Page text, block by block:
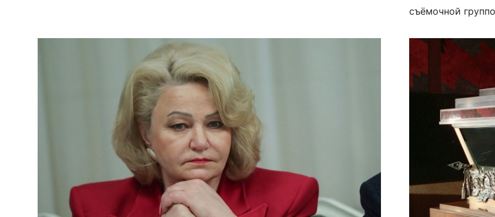
съёмочной
языческими